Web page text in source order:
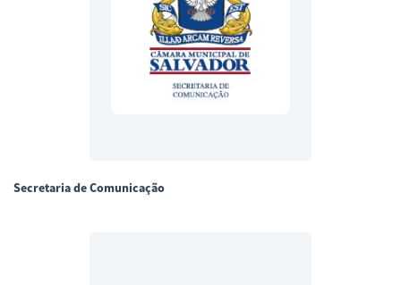
Secretaria de Comunicação